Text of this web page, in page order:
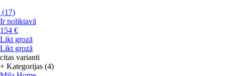
(17)
Ir noliktavā
154 €
Likt grozā
Likt grozā
citas varianti
+ Kategorijas (4)